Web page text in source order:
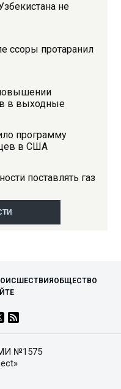
не
ссоры протаранил
в выходные
программу
в США
поставлять газ
ОБЩЕСТВО
№1575